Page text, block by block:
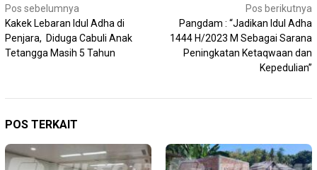
Navigasi
pos
Pos sebelumnya
Kakek Lebaran Idul Adha di
Penjara, Diduga Cabuli Anak
Tetangga Masih 5 Tahun
Pos berikutnya
Pangdam : “Jadikan Idul Adha
1444 H/2023 M Sebagai Sarana
Peningkatan Ketaqwaan dan
Kepedulian”
POS TERKAIT